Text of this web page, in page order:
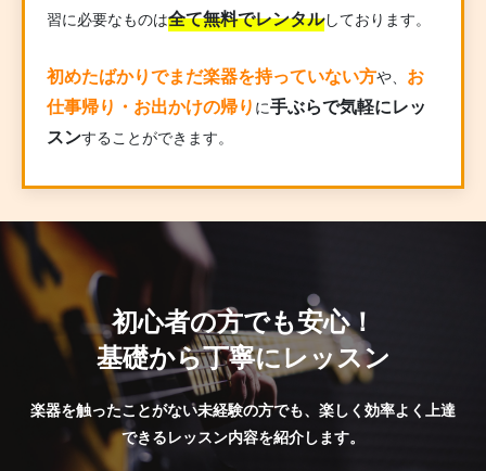
習に必要なものは全て無料でレンタルしております。
初めたばかりでまだ楽器を持っていない方や、 お
仕事帰り・お出かけの帰り に手ぶらで気軽にレッ
スンすることができます。
初心者の方でも安心！
基礎から丁寧にレッスン
楽器を触ったことがない未経験の方でも、楽しく効率よく上達
できるレッスン内容を紹介します。